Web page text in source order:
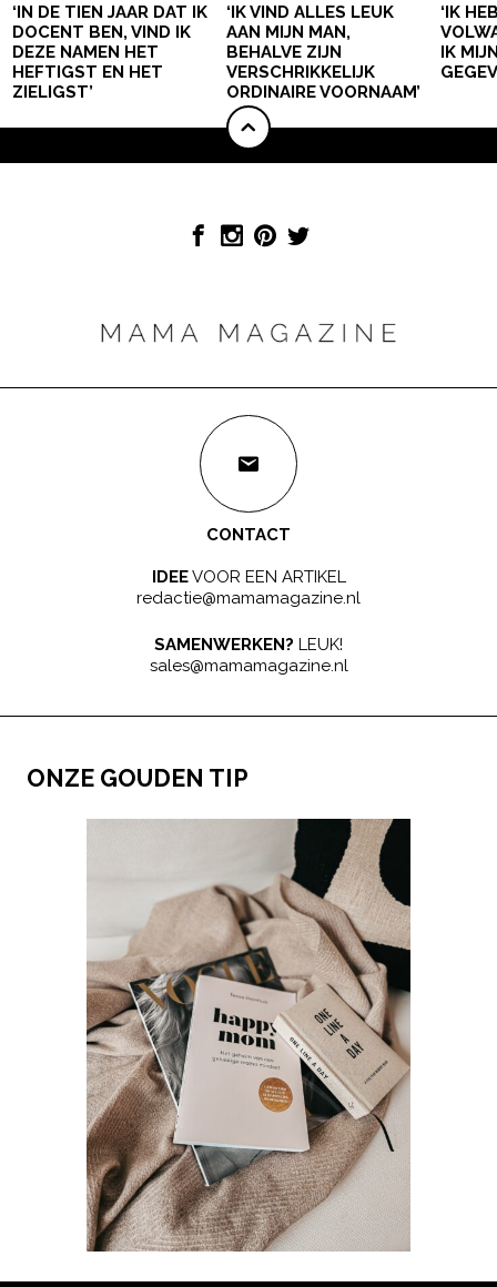
‘IN DE TIEN JAAR DAT IK
DOCENT BEN, VIND IK
DEZE NAMEN HET
HEFTIGST EN HET
ZIELIGST’
‘IK VIND ALLES LEUK
AAN MIJN MAN,
BEHALVE ZIJN
VERSCHRIKKELIJK
ORDINAIRE VOORNAAM’
‘IK
IK
CONTACT
IDEEVOOR EEN ARTIKEL
redactie@mamamagazine.nl
SAMENWERKEN? LEUK!
sales@mamamagazine.nl
ONZE GOUDEN TIP